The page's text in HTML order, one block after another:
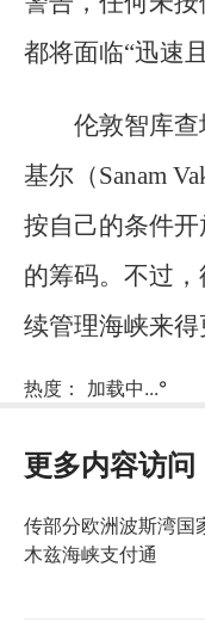
都将面临“迅速
伦敦智库
基尔（Sanam
按自己的条件
的筹码。不过
续管理海峡来
热度： 加载中...°
更多内容访问
传部分欧洲波斯湾国
木兹海峡支付通